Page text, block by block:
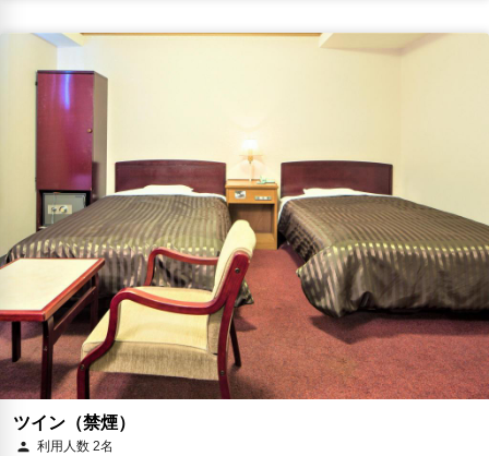
ツイン（禁煙）
利用人数 2名